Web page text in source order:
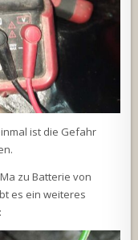
ist die Gefahr
zu Batterie von
es ein weiteres